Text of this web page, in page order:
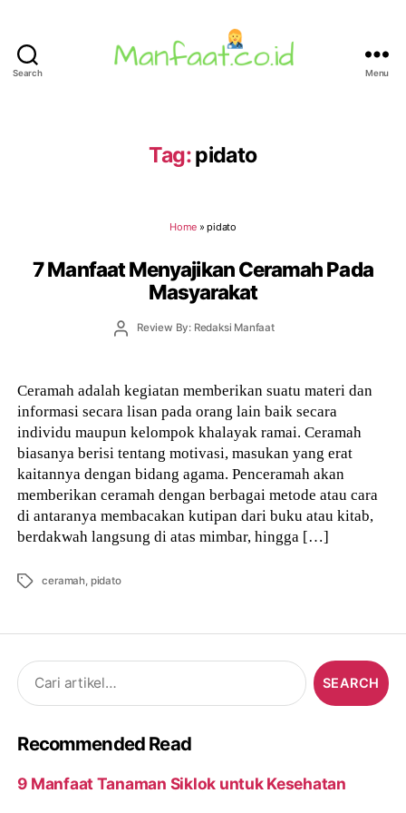
Search Menu
Tag:pidato
Home »pidato
7 Manfaat Menyajikan Ceramah Pada
Masyarakat
PostReview By: Redaksi Manfaat
Ceramah adalah kegiatan memberikan suatu materi dan
informasi secara lisan pada orang lain baik secara
individu maupun kelompok khalayak ramai. Ceramah
biasanya berisi tentang motivasi, masukan yang erat
kaitannya dengan bidang agama. Penceramah akan
memberikan ceramah dengan berbagai metode atau cara
di antaranya membacakan kutipan dari buku atau kitab,
berdakwah langsung di atas mimbar, hingga […]
Tags ceramah, pidato
Search
for:
Recommended Read
9 Manfaat Tanaman Siklok untuk Kesehatan